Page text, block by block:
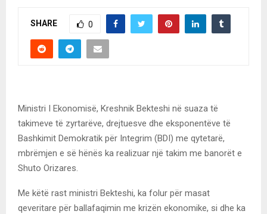
SHARE 0
Ministri I Ekonomisë, Kreshnik Bekteshi në suaza të
takimeve të zyrtarëve, drejtuesve dhe eksponentëve të
Bashkimit Demokratik për Integrim (BDI) me qytetarë,
mbrëmjen e së hënës ka realizuar një takim me banorët e
Shuto Orizares.
Me këtë rast ministri Bekteshi, ka folur për masat
qeveritare për ballafaqimin me krizën ekonomike, si dhe ka